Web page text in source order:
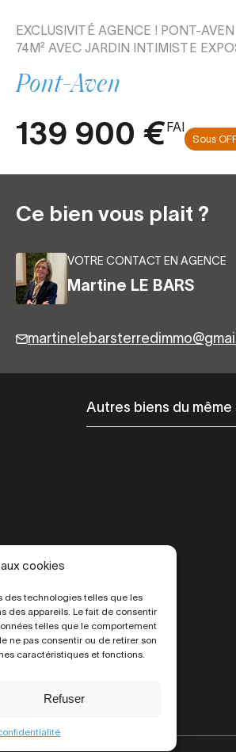
cookies
des technologies telles que les
des appareils. Le fait de consentir
telles que le comportement
ne pas consentir ou de retirer son
caractéristiques et fonctions.
Refuser
EXCLUSIVITÉ AGENCE ! PONT-
74M² AVEC JARDIN INTIMISTE
Pont-Aven
139 900 €FAI
Sous
Ce bien vous plait ?
VOTRE CONTACT EN AGENCE
Martine LE BARS
Autres biens du